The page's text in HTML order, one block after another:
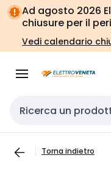
Vai alla
navigazione
Vai
alla
pagina
Ad agosto 2026
chiusure per il
Vedi calendario
Cerca input
Torna indietro